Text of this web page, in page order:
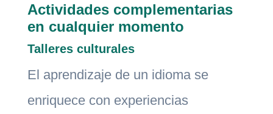
Actividades complementarias
en cualquier momento
Talleres culturales
El aprendizaje de un idioma se
enriquece con experiencias